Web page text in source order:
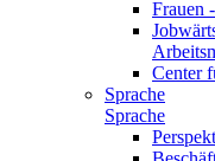
Frauen
Center
Sprache
Sprache